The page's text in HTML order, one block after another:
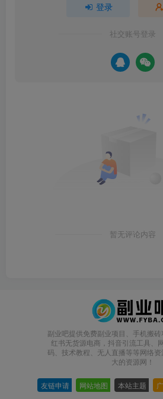
登录
社交账号登录
暂无评论内容
副业吧提供免费副业项目、手机搬
红书无货源电商，抖音引流工具、
码、技术教程、无人直播等等网络
大的资源网！
友链申请 网站地图 本站主题